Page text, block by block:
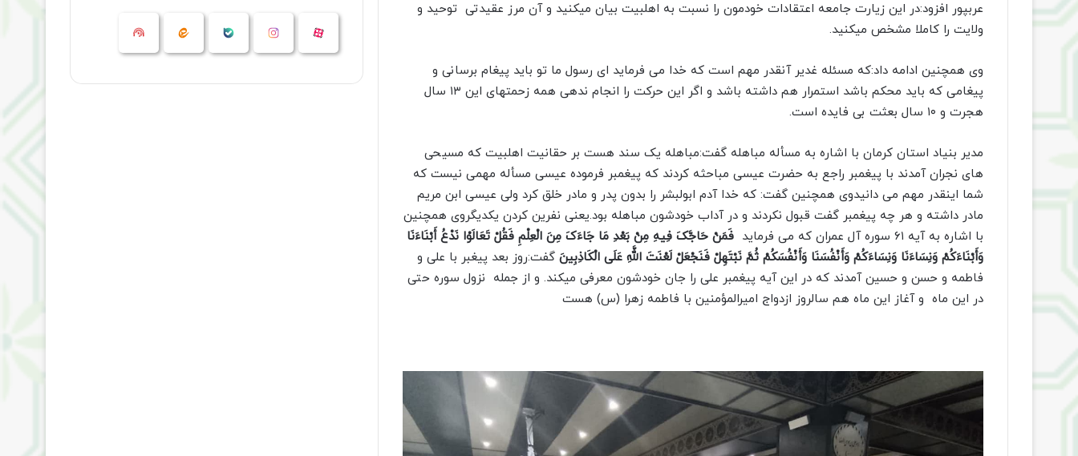
عربپور افزود:در این زیارت جامعه اعتقادات خودمون را نسبت به اهلبیت بیان میکنید و آن مرز عقیدتی توحید و
ولایت را کاملا مشخص میکنید.
وی همچنین ادامه داد:که مسئله غدیر آنقدر مهم است که خدا می فرماید ای رسول ما تو باید پیغام برسانی و
پیغامی که باید محکم باشد استمرار هم داشته باشد و اگر این حرکت را انجام ندهی همه زحمتهای این ۱۳ سال
هجرت و ۱۰ سال بعثت بی فایده است.
مدیر بنیاد استان کرمان با اشاره به مسأله مباهله گفت:مباهله یک سند هست بر حقانیت اهلبیت که مسیحی
های نجران آمدند با پیغمبر راجع به حضرت عیسی مباحثه کردند که پیغمبر فرموده عیسی مسأله مهمی نیست که
شما اینقدر مهم می دانیدوی همچنین گفت: که خدا آدم ابولبشر را بدون پدر و مادر خلق کرد ولی عیسی ابن مریم
مادر داشته و هر چه پیغمبر گفت قبول نکردند و در آداب خودشون مباهله بود.یعنی نفرین کردن یکدیگروی همچنین
با اشاره به آیه ۶۱ سوره آل عمران که می فرماید
فَمَنْ حَاجَّکَ فِیهِ مِنْ بَعْدِ مَا جَاءَکَ مِنَ الْعِلْمِ فَقُلْ تَعَالَوْا نَدْعُ أَبْنَاءَنَا
وَأَبْنَاءَکُمْ وَنِسَاءَنَا وَنِسَاءَکُمْ وَأَنْفُسَنَا وَأَنْفُسَکُمْ ثُمَّ نَبْتَهِلْ فَنَجْعَلْ لَعْنَتَ اللَّهِ عَلَى الْکَاذِبِینَ گفت:روز بعد پیغبر با علی و
فاطمه و حسن و حسین آمدند که در این آیه پیغمبر علی را جان خودشون معرفی میکند. و از جمله نزول سوره حتی
در این ماه و آغاز این ماه هم سالروز ازدواج امیرالمؤمنین با فاطمه زهرا (س) هست
آپارات اینستاگرام ایتا